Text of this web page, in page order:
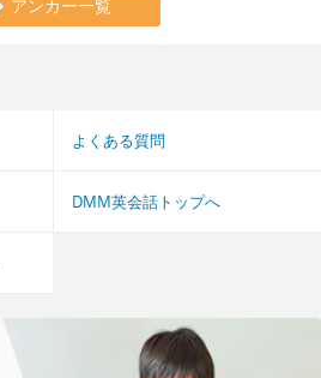
アンカー一覧
よくある質問
DMM英会話トップへ